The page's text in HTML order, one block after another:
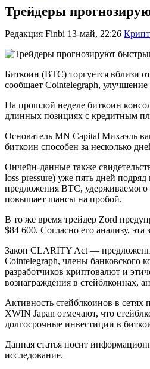
Трейдеры
Редакция Finbi 13-май, 22:26
Биткоин (BTC) торгуется вблизи
сообщает Cointelegraph,
На прошлой неделе биткоин
длинных позициях с кредитным
Основатель MN Capital Михаэль
биткоин способен за несколько
Ончейн-данные также
loss pressure) уже пять дней
предложения BTC,
повышает шансы на пробой.
В то же время трейдер Zord
$84 600. Согласно его анализу,
Закон CLARITY Act —
Cointelegraph, члены банковского
разработчиков криптовалют и
вознаграждения в стейблкоинах,
Активность стейблкоинов в
XWIN Japan отмечают, что
долгосрочные инвестиции в
Данная статья носит
исследование.